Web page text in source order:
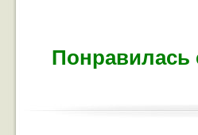
Понравилась